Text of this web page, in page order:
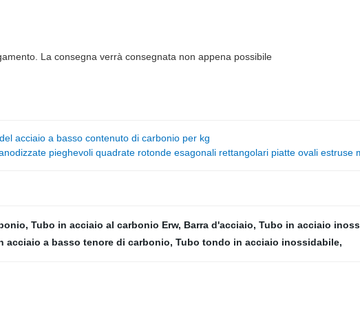
La consegna verrà consegnata non appena possibile
acciaio a basso contenuto di carbonio per kg
pieghevoli quadrate rotonde esagonali rettangolari piatte ovali estruse
, Tubo in acciaio al carbonio Erw, Barra d'acciaio, Tubo in acciaio
acciaio a basso tenore di carbonio, Tubo tondo in acciaio inossidabile,